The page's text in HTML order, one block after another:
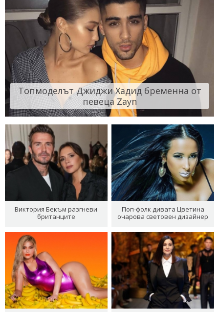
Топмоделът Джиджи Хадид бременна от
певеца Zayn
Виктория Бекъм разгневи
британците
Поп-фолк дивата Цветина
очарова световен дизайнер